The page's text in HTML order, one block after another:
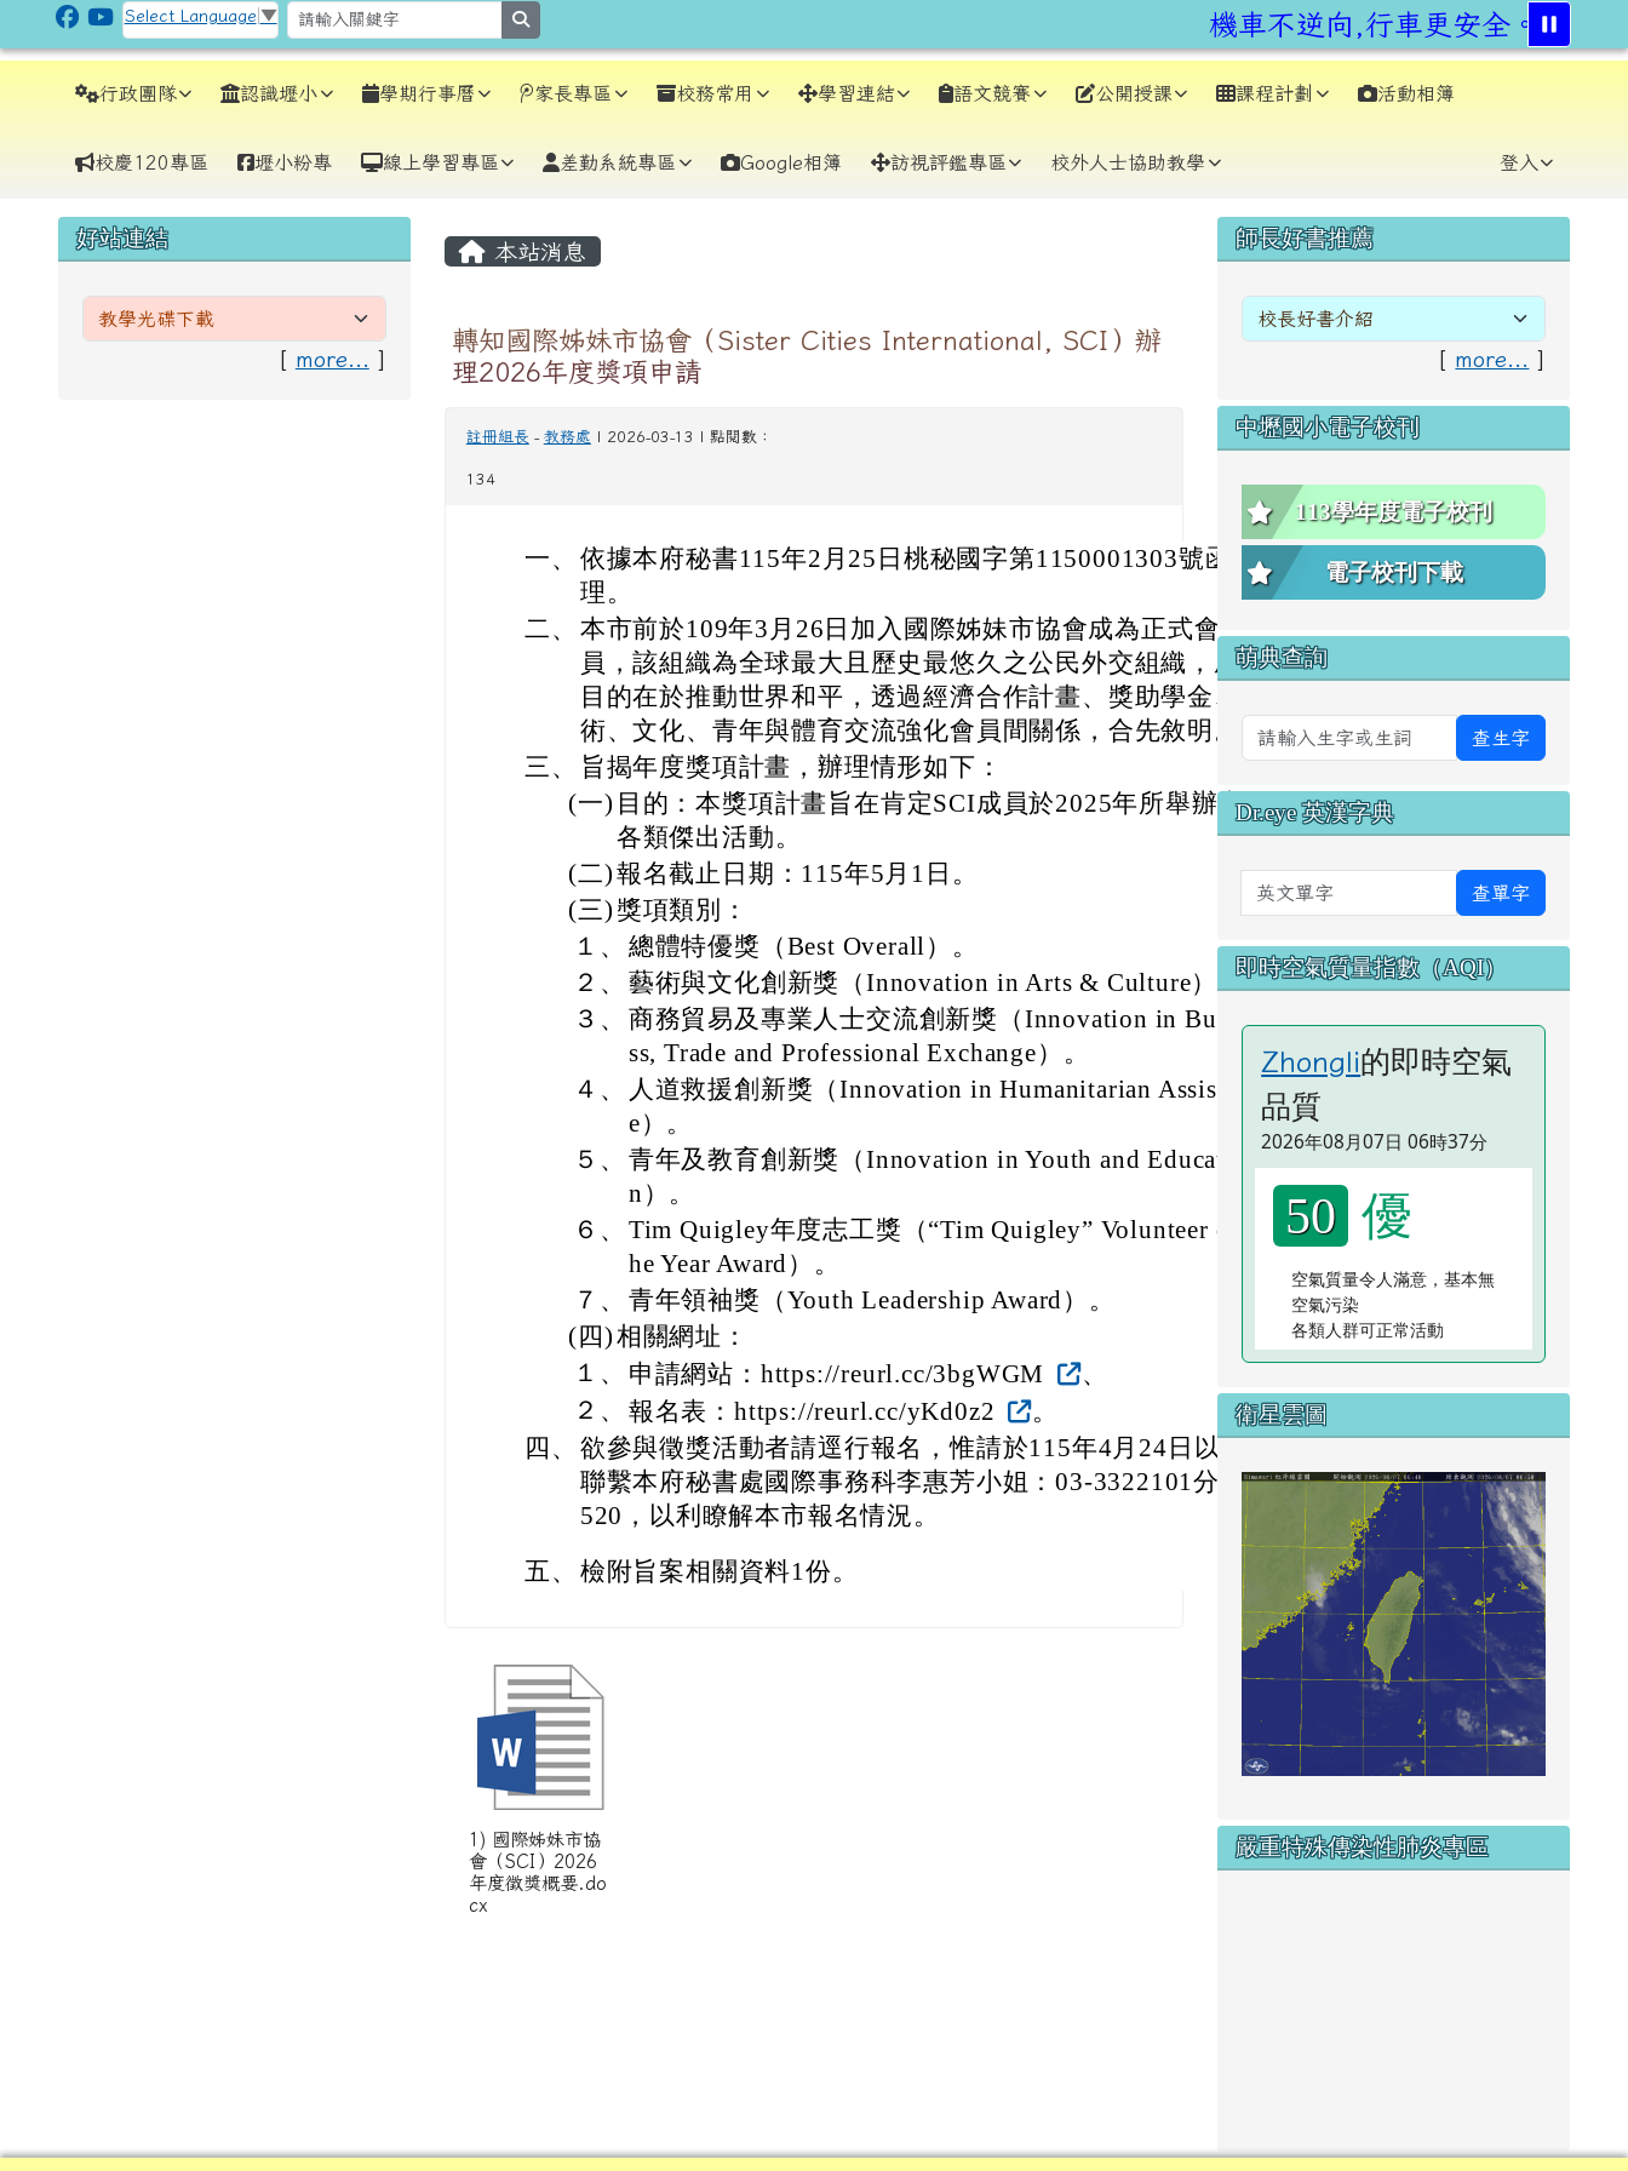
跳至主內容區
CLPS Site
Select Language ▼ 機車不逆向,行車更安全。交通部
導覽列行政團隊 認識壢小 學期行事曆 家長專區 校務常用 學習連結 語文競賽 公開授課 課程計劃 活動相簿
校慶120專區 壢小粉專 線上學習專區 差勤系統專區 Google相簿 訪視評鑑專區 校外人士協助教學 登入
左邊區域內容
好站連結
[ more... ]
主內容區域
本站消息
轉知國際姊妹市協會（Sister Cities International, SCI）辦
理2026年度獎項申請
註冊組長 - 教務處 | 2026-03-13 | 點閱數：
134
一、 依據本府秘書115年2月25日桃秘國字第1150001303號函辦
理。
二、 本市前於109年3月26日加入國際姊妹市協會成為正式會
員，該組織為全球最大且歷史最悠久之公民外交組織，成立
目的在於推動世界和平，透過經濟合作計畫、獎助學金、藝
術、文化、青年與體育交流強化會員間關係，合先敘明。
三、
旨揭年度獎項計畫，辦理情形如下：
(一) 目的：本獎項計畫旨在肯定SCI成員於2025年所舉辦之
各類傑出活動。
(二)報名截止日期：115年5月1日。
(三) 獎項類別：
１、 總體特優獎（Best Overall）。
２、 藝術與文化創新獎（Innovation in Arts & Culture）。
３、 商務貿易及專業人士交流創新獎（Innovation in Busine
ss, Trade and Professional Exchange）。
４、
人道救援創新獎（Innovation in Humanitarian Assistanc
e）。
５、 青年及教育創新獎（Innovation in Youth and Educatio
n）。
６、 Tim Quigley年度志工獎（“Tim Quigley” Volunteer of t
he Year Award）。
７、 青年領袖獎（Youth Leadership Award）。
(四)相關網址：
１、
申請網站：https://reurl.cc/3bgWGM
、
２、 報名表：https://reurl.cc/yKd0z2
。
四、 欲參與徵獎活動者請逕行報名，惟請於115年4月24日以前
聯繫本府秘書處國際事務科李惠芳小姐：03-3322101分機6
520，以利瞭解本市報名情況。
五、 檢附旨案相關資料1份。
1) 國際姊妹市協
會（SCI）2026
年度徵獎概要.do
cx
右邊區域內容
師長好書推薦
[ more... ]
中壢國小電子校刊
113學年度電子校刊
電子校刊下載
萌典查詢
查生字
Dr.eye 英漢字典
英文單字 查單字
即時空氣質量指數（AQI）
Zhongli的即時空氣
品質
2026年08月07日 06時37分
50 優
空氣質量令人滿意，基本無
空氣污染
各類人群可正常活動
衛星雲圖
link to
嚴重特殊傳染性肺炎專區
頁尾區域